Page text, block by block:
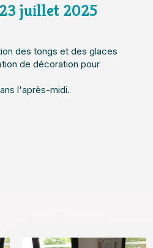
juillet 2025
des tongs et des glaces
de décoration pour
l'après-midi.